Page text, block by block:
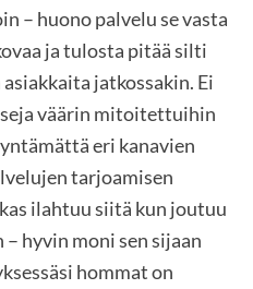
– huono palvelu se vasta
ja tulosta pitää silti
jatkossakin. Ei
väärin mitoitettuihin
eri kanavien
tarjoamisen
ilahtuu siitä kun joutuu
hyvin moni sen sijaan
hommat on